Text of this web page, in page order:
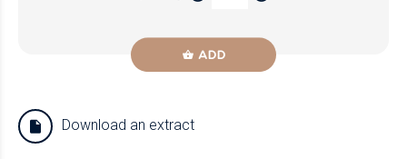
ADD
Download an extract